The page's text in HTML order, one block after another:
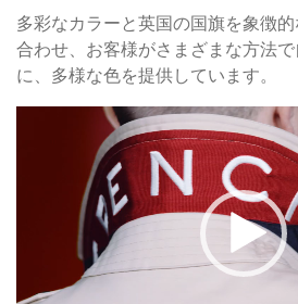
多彩なカラーと英国の国旗を象徴
合わせ、お客様がさまざまな方法
に、多様な色を提供しています。